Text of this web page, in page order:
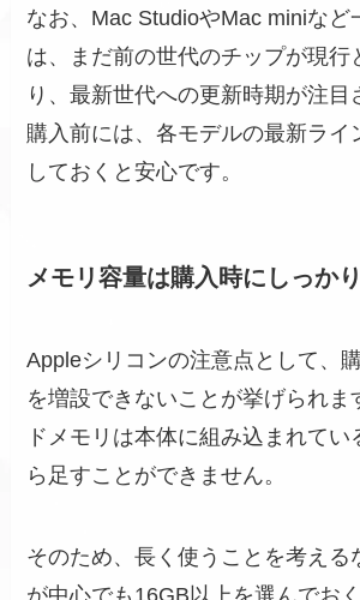
なお、Mac StudioやMac miniなど
は、まだ前の世代のチップが現行
り、最新世代への更新時期が注目
購入前には、各モデルの最新ライ
しておくと安心です。
メモリ容量は購入時にしっか
Appleシリコンの注意点として、
を増設できないことが挙げられま
ドメモリは本体に組み込まれて
ら足すことができません。
そのため、長く使うことを考える